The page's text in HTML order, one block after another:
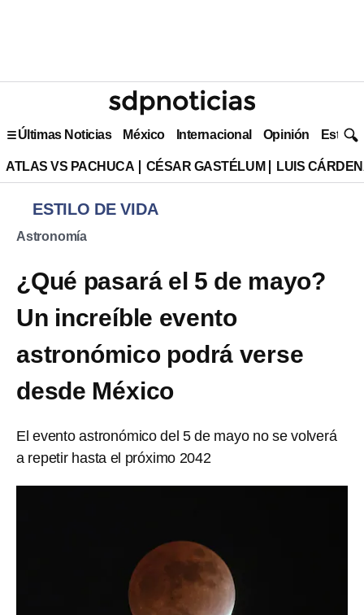
Últimas Noticias México Internacional Opinión Estilo
ATLAS VS PACHUCA CÉSAR GASTÉLUM LUIS
ESTILO DE VIDA
Astronomía
¿Qué pasará el 5 de mayo?
Un increíble evento
astronómico podrá verse
desde México
El evento astronómico del 5 de mayo no se volverá
a repetir hasta el próximo 2042